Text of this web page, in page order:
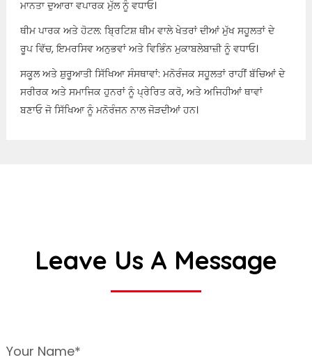
ਮਾਨਤਾ ਦੁਆਰਾ ਵਪਾਰਕ ਮੁੱਲ ਨੂੰ ਵਧਾਓ।
ਥੀਮ ਪਾਰਕ ਅਤੇ ਹੋਟਲ: ਬ੍ਰਿਟਿਸ਼ ਥੀਮ ਵਾਲੇ ਖੇਤਰਾਂ ਦੀਆਂ ਮੁੱਖ ਸਹੂਲਤਾਂ ਦੇ
ਰੂਪ ਵਿੱਚ, ਇਮਰਸਿਵ ਅਨੁਭਵਾਂ ਅਤੇ ਵਿਭਿੰਨ ਮੁਕਾਬਲੇਬਾਜ਼ੀ ਨੂੰ ਵਧਾਓ।
ਸਕੂਲ ਅਤੇ ਸ਼ੁਰੂਆਤੀ ਸਿੱਖਿਆ ਸੰਸਥਾਵਾਂ: ਮਨੋਰੰਜਕ ਸਹੂਲਤਾਂ ਰਾਹੀਂ ਬੱਚਿਆਂ ਦੇ
ਸਰੀਰਕ ਅਤੇ ਸਮਾਜਿਕ ਹੁਨਰਾਂ ਨੂੰ ਪ੍ਰੇਰਿਤ ਕਰੋ, ਅਤੇ ਅਜਿਹੀਆਂ ਥਾਵਾਂ
ਬਣਾਓ ਜੋ ਸਿੱਖਿਆ ਨੂੰ ਮਨੋਰੰਜਨ ਨਾਲ ਜੋੜਦੀਆਂ ਹਨ।
Leave Us A Message
Your Name*